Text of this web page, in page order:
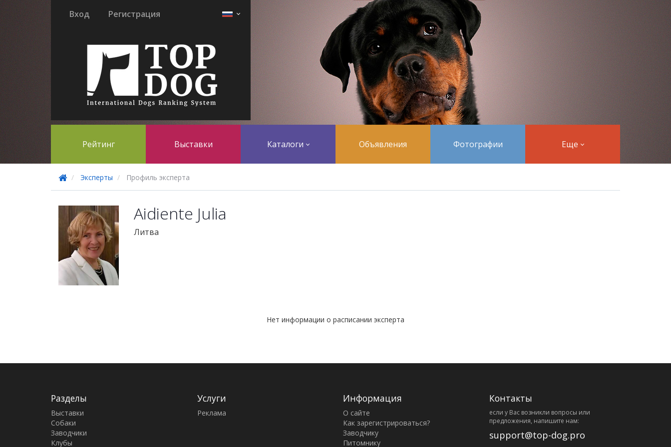
Вход Регистрация
Рейтинг Выставки Каталоги Объявления Фотографии Еще
Эксперты Профиль эксперта
Aidiente Julia
Литва
Нет информации о расписании эксперта
Разделы
Выставки
Собаки
Заводчики
Клубы
Услуги
Реклама
Информация
О сайте
Как зарегистрироваться?
Заводчику
Питомнику
Контакты
eсли у Вас возникли вопросы или
предложения, напишите нам:
support@top-dog.pro